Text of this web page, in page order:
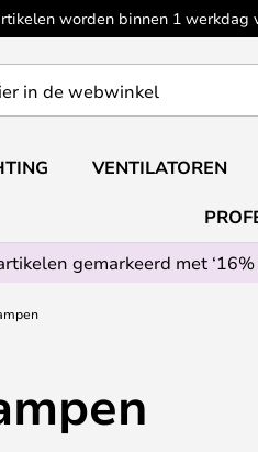
worden binnen 1 werkdag
VENTILATOREN
gemarkeerd met ‘16%